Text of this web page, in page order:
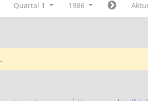
Quartal 1 1986